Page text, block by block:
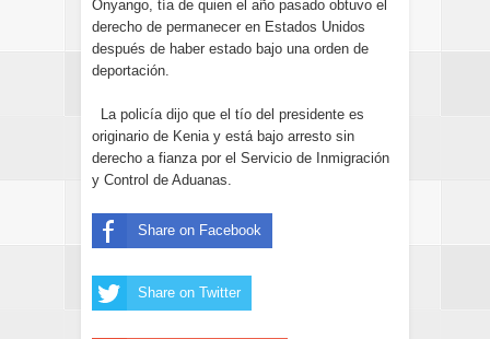
Onyango, tía de quien el año pasado obtuvo el
derecho de permanecer en Estados Unidos
después de haber estado bajo una orden de
deportación.
La policía dijo que el tío del presidente es
originario de Kenia y está bajo arresto sin
derecho a fianza por el Servicio de Inmigración
y Control de Aduanas.
Share on Facebook
Share on Twitter